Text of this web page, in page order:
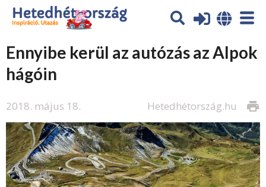
Ennyibe kerül az autózás az Alpok
hágóin
2018. május 18. print
Hetedhétország.hu